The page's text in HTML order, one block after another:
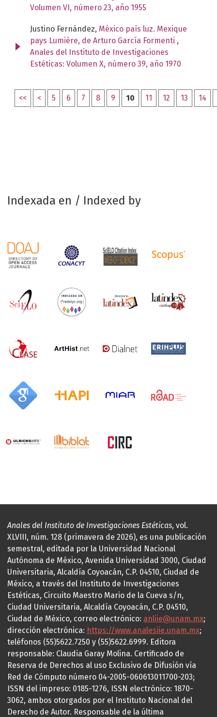
Volumen VI, número 23, año 1955
Justino Fernández, México país luz. Mexique
pays Lumière, de Arturo García Formenti ,
Anales del Instituto de Investigaciones
Estéticas: Volumen X, número 39, año 1970
<< < 5 6 7 8 9 10 11 12 13 14
Indexada en / Indexed by
Anales del Instituto de Investigaciones Estéticas, vol.
XLVIII, núm. 128 (primavera de 2026), es una publicación
semestral, editada por la Universidad Nacional
Autónoma de México, Avenida Universidad 3000, Ciudad
Universitaria, Alcaldía Coyoacán, C.P. 04510, Ciudad de
México, a través del Instituto de Investigaciones
Estéticas, Circuito Maestro Mario de la Cueva s/n,
Ciudad Universitaria, Alcaldía Coyoacán, C.P. 04510,
Ciudad de México, correo electrónico: anliie@unam.mx;
dirección electrónica: https://www.analesiie.unam.mx;
teléfonos (55)5622.7250 y (55)5622.6999. Editora
responsable: Claudia Garay Molina. Certificado de
Reserva de Derechos al uso Exclusivo de Difusión vía
Red de Cómputo número 04-2005-060613011700-203;
ISSN del impreso: 0185-1276, ISSN electrónico: 1870-
3062, ambos otorgados por el Instituto Nacional del
Derecho de Autor. Responsable de la última